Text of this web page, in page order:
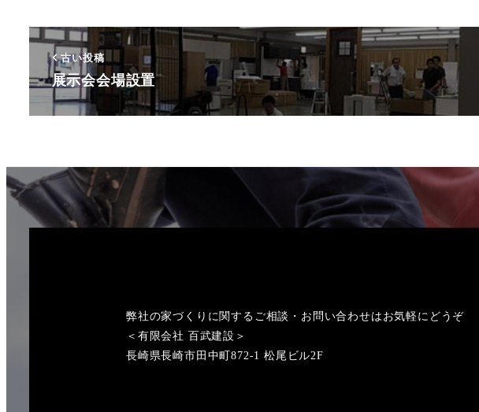
古い投稿
展示会会場設置
弊社の家づくりに関するご相談・お問い合わせはお気軽にどうぞ
＜有限会社 百武建設＞
長崎県長崎市田中町872-1 松尾ビル2F